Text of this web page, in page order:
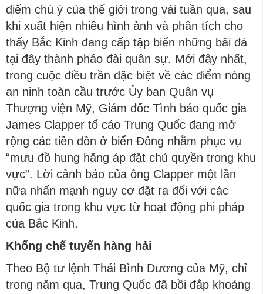
điểm chú ý của thế giới trong vài tuần qua, sau
khi xuất hiện nhiều hình ảnh và phân tích cho
thấy Bắc Kinh đang cấp tập biến những bãi đá
tại đây thành pháo đài quân sự. Mới đây nhất,
trong cuộc điều trần đặc biệt về các điểm nóng
an ninh toàn cầu trước Ủy ban Quân vụ
Thượng viện Mỹ, Giám đốc Tình báo quốc gia
James Clapper tố cáo Trung Quốc đang mở
rộng các tiền đồn ở biển Đông nhằm phục vụ
“mưu đồ hung hăng áp đặt chủ quyền trong khu
vực”. Lời cảnh báo của ông Clapper một lần
nữa nhấn mạnh nguy cơ đặt ra đối với các
quốc gia trong khu vực từ hoạt động phi pháp
của Bắc Kinh.
Khống chế tuyến hàng hải
Theo Bộ tư lệnh Thái Bình Dương của Mỹ, chỉ
trong năm qua, Trung Quốc đã bồi đắp khoảng